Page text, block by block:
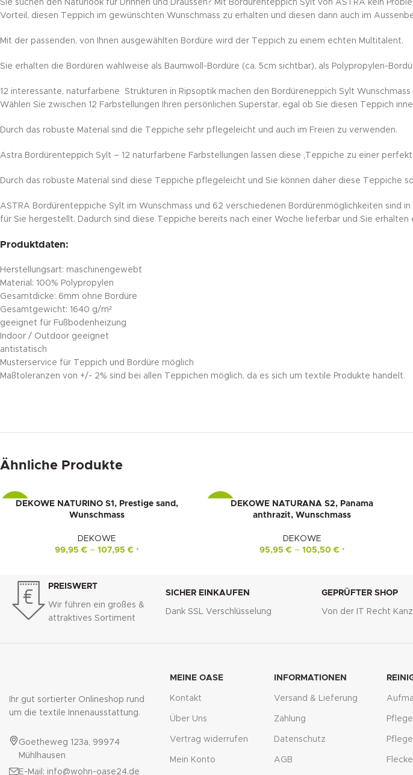
Sie suchen den Naturlook für Drinnen und Draussen? Mit Bordürenteppich Sylt von ASTRA kein
Vorteil, diesen Teppich im gewünschten Wunschmass zu erhalten und diesen dann auch im
Mit der passenden, von Ihnen ausgewählten Bordüre wird der Teppich zu einem echten Multitalent.
Sie erhalten die Bordüren wahlweise als Baumwoll-Bordüre (ca. 5cm sichtbar), als Polypropylen-
12 interessante, naturfarbene Strukturen in Ripsoptik machen den Bordüreneppich Sylt
Wählen Sie zwischen 12 Farbstellungen Ihren persönlichen Superstar, egal ob Sie diesen Teppich
Durch das robuste Material sind die Teppiche sehr pflegeleicht und auch im Freien zu verwenden.
Astra Bordürenteppich Sylt – 12 naturfarbene Farbstellungen lassen diese ‚Teppiche zu einer
Durch das robuste Material sind diese Teppiche pflegeleicht und Sie können daher diese Teppiche
ASTRA Bordürenteppiche Sylt im Wunschmass und 62 verschiedenen Bordürenmöglichkeiten sind
für Sie hergestellt. Dadurch sind diese Teppiche bereits nach einer Woche lieferbar und Sie
Produktdaten:
Herstellungsart: maschinengewebt
Material: 100% Polypropylen
Gesamtdicke: 6mm ohne Bordüre
Gesamtgewicht: 1640 g/m²
geeignet für Fußbodenheizung
Indoor / Outdoor geeignet
antistatisch
Musterservice für Teppich und Bordüre möglich
Maßtoleranzen von +/- 2% sind bei allen Teppichen möglich, da es sich um textile Produkte handelt.
Ähnliche Produkte
-15%DEKOWE NATURINO S1, Prestige sand,
Wunschmass
DEKOWE
99,95€– 107,95€ *
DEKOWE NATURANA S2, Panama
anthrazit, Wunschmass
DEKOWE
95,95€– 105,50€ *
PREISWERT
Wir führen ein großes &
attraktives Sortiment
SICHER EINKAUFEN
Dank SSL Verschlüsselung
GEPRÜFTER SHOP
Von der IT Recht
Ihr gut sortierter Onlineshop rund
um die textile Innenausstattung.
Goetheweg 123a, 99974
Mühlhausen
E-Mail: info@wohn-oase24.de
MEINE OASE
Kontakt
Über Uns
Vertrag widerrufen
Mein Konto
INFORMATIONEN
Versand & Lieferung
Zahlung
Datenschutz
AGB